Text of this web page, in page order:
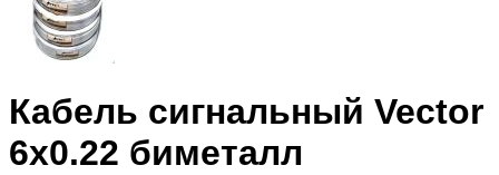
Кабель сигнальный Vector
6х0.22 биметалл